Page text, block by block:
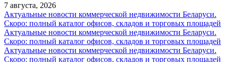
7 августа, 2026
Актуальные новости коммерческой недвижимости Беларуси.
Скоро: полный каталог офисов, складов и торговых площадей
Актуальные новости коммерческой недвижимости Беларуси.
Скоро: полный каталог офисов, складов и торговых площадей
Актуальные новости коммерческой недвижимости Беларуси.
Скоро: полный каталог офисов, складов и торговых площадей